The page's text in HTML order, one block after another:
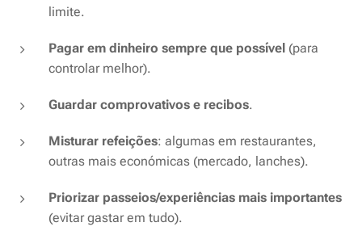
limite.
Pagar em dinheiro sempre que possível (para
controlar melhor).
Guardar comprovativos e recibos.
Misturar refeições: algumas em restaurantes,
outras mais económicas (mercado, lanches).
Priorizar passeios/experiências mais importantes
(evitar gastar em tudo).